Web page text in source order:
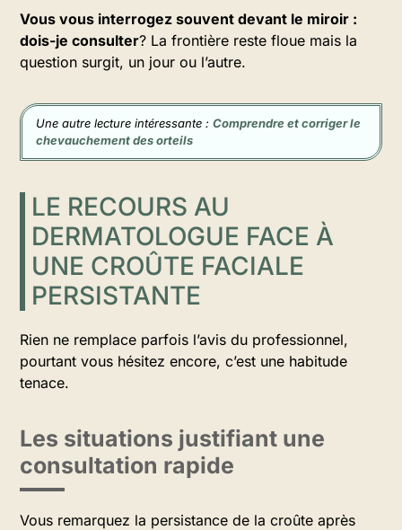
Vous vous interrogez souvent devant le miroir :
dois-je consulter? La frontière reste floue mais la
question surgit, un jour ou l’autre.
Une autre lecture intéressante : Comprendre et corriger le
chevauchement des orteils
LE RECOURS AU
DERMATOLOGUE FACE À
UNE CROÛTE FACIALE
PERSISTANTE
Rien ne remplace parfois l’avis du professionnel,
pourtant vous hésitez encore, c’est une habitude
tenace.
Les situations justifiant une
consultation rapide
Vous remarquez la persistance de la croûte après